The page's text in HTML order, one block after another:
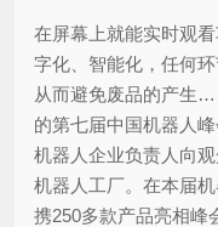
在屏幕上就能实时观
字化、智能化，任何
从而避免废品的产生
的第七届中国机器人
机器人企业负责人向
机器人工厂。在本届
携250多款产品亮相峰